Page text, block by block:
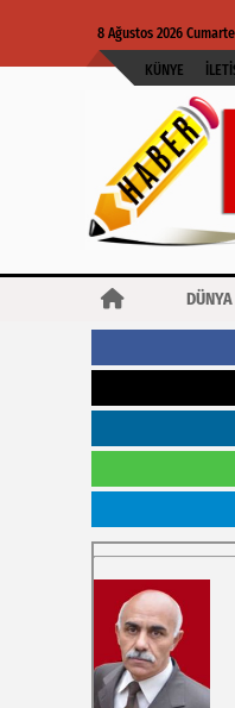
8 Ağustos 2026
KÜNYE
DÜNYA